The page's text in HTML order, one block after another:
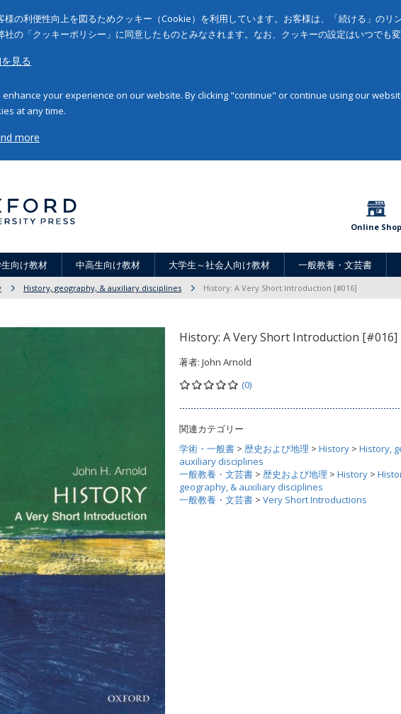
様の利便性向上を図るためクッキー（Cookie）を利用しています。お客様は、「続ける」のリ
社の「クッキーポリシー」に同意したものとみなされます。なお、クッキーの設定はいつでも変
見る
your experience on our website. By clicking "continue" or continue using our
at any time.
more
Online Shop
向け教材 中高生向け教材 大学生～社会人向け教材 一般教養・文芸書
History, geography, & auxiliary disciplines History: A Very Short Introduction [#016]
History: A Very Short Introduction [#016]
著者: John Arnold
(0)
関連カテゴリー
学術・一般書 > 歴史および地理 > History > History,
auxiliary disciplines
一般教養・文芸書 > 歴史および地理 > History >
geography, & auxiliary disciplines
一般教養・文芸書 > Very Short Introductions